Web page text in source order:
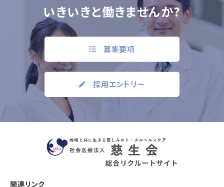
いきいきと働きませんか?
募集要項
採用エントリー
関連リンク